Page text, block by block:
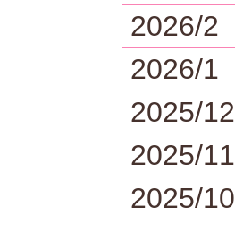
2026/2
2026/1
2025/12
2025/11
2025/10